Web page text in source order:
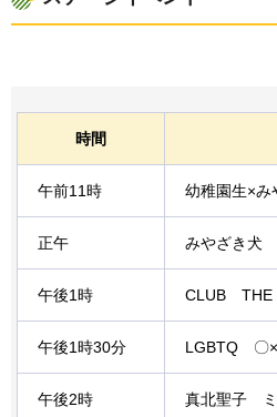
時間
午前11時 幼稚園生×み
正午 みやざき犬
午後1時 CLUB THE
午後1時30分 LGBTQ 〇
午後2時 真北聖子 ミ